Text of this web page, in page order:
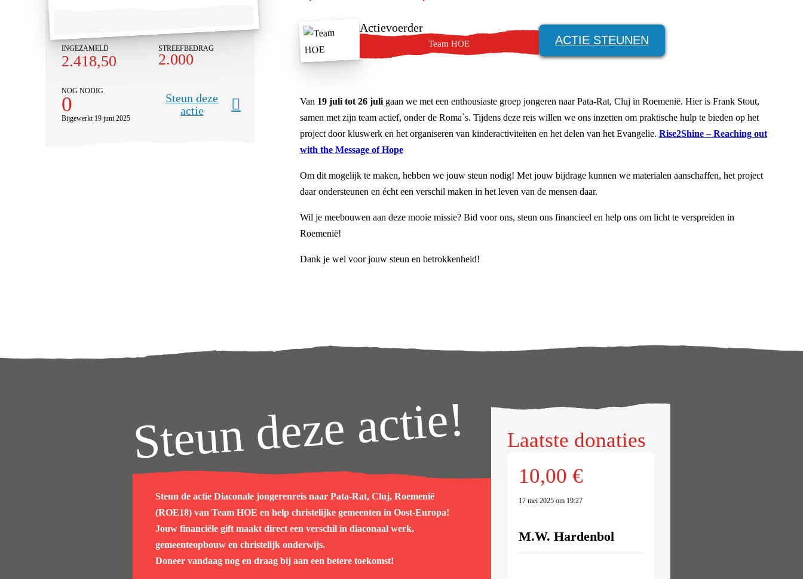
INGEZAMELD
2.418,50
STREEFBEDRAG
2.000
NOG NODIG
0
Bijgewerkt 19 juni 2025
Steun deze
actie
Actievoerder
Team HOE ACTIE STEUNEN
Van 19 juli tot 26 juligaan we met een enthousiaste groep jongeren naar Pata-Rat, Cluj in Roemenië. Hier is Frank Stout,
samen met zijn team actief, onder de Roma`s. Tijdens deze reis willen we ons inzetten om praktische hulp te bieden op het
project door kluswerk en het organiseren van kinderactiviteiten en het delen van het Evangelie. Rise2Shine – Reaching out
with the Message of Hope
Om dit mogelijk te maken, hebben we jouw steun nodig! Met jouw bijdrage kunnen we materialen aanschaffen, het project
daar ondersteunen en écht een verschil maken in het leven van de mensen daar.
Wil je meebouwen aan deze mooie missie? Bid voor ons, steun ons financieel en help ons om licht te verspreiden in
Roemenië!
Dank je wel voor jouw steun en betrokkenheid!
Steun deze actie!
Steun de actieDiaconale jongerenreis naar Pata-Rat, Cluj, Roemenië
(ROE18) vanTeam HOE en help christelijke gemeenten in Oost-Europa!
Jouw financiële gift maakt direct een verschil in diaconaal werk,
gemeenteopbouw en christelijk onderwijs.
Doneer vandaag nog en draag bij aan een betere toekomst!
Laatste donaties
10,00 €
17 mei 2025 om 19:27
M.W. Hardenbol